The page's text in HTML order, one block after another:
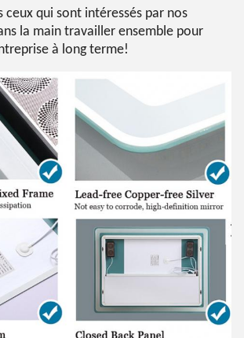
ceux qui sont intéressés par nos
la main travailler ensemble pour
à long terme!